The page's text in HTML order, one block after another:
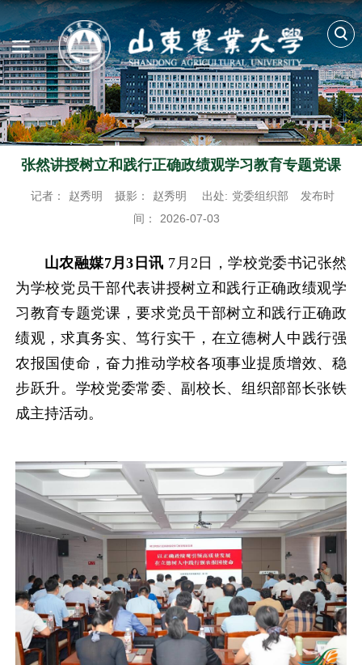
张然讲授树立和践行正确政绩观学习教育专题党课
记者： 赵秀明 摄影： 赵秀明 出处: 党委组织部
发布时
间：
2026-07-03
山农融媒7月3日讯 7月2日，学校党委书记张然
为学校党员干部代表讲授树立和践行正确政绩观学
习教育专题党课，要求党员干部树立和践行正确政
绩观，求真务实、笃行实干，在立德树人中践行强
农报国使命，奋力推动学校各项事业提质增效、稳
步跃升。学校党委常委、副校长、组织部部长张铁
成主持活动。